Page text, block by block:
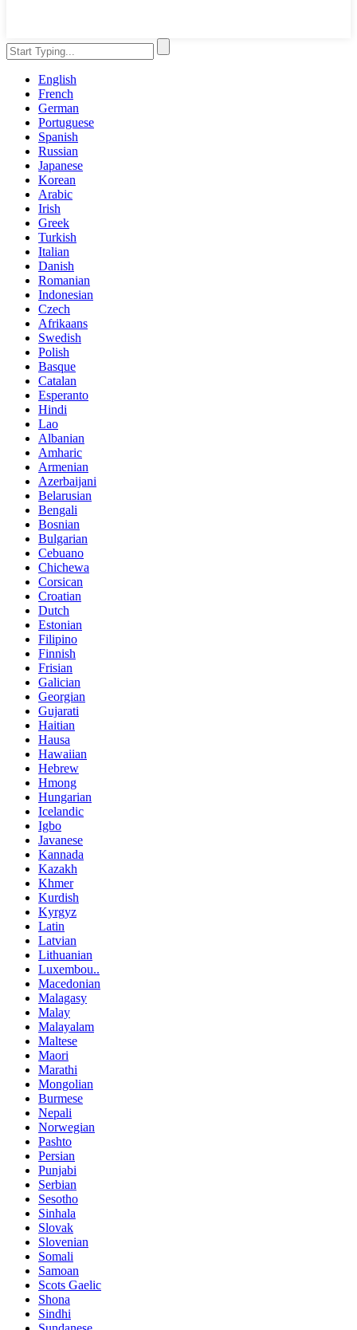
English
French
German
Portuguese
Spanish
Russian
Japanese
Korean
Arabic
Irish
Greek
Turkish
Italian
Danish
Romanian
Indonesian
Czech
Afrikaans
Swedish
Polish
Basque
Catalan
Esperanto
Hindi
Lao
Albanian
Amharic
Armenian
Azerbaijani
Belarusian
Bengali
Bosnian
Bulgarian
Cebuano
Chichewa
Corsican
Croatian
Dutch
Estonian
Filipino
Finnish
Frisian
Galician
Georgian
Gujarati
Haitian
Hausa
Hawaiian
Hebrew
Hmong
Hungarian
Icelandic
Igbo
Javanese
Kannada
Kazakh
Khmer
Kurdish
Kyrgyz
Latin
Latvian
Lithuanian
Luxembou..
Macedonian
Malagasy
Malay
Malayalam
Maltese
Maori
Marathi
Mongolian
Burmese
Nepali
Norwegian
Pashto
Persian
Punjabi
Serbian
Sesotho
Sinhala
Slovak
Slovenian
Somali
Samoan
Scots Gaelic
Shona
Sindhi